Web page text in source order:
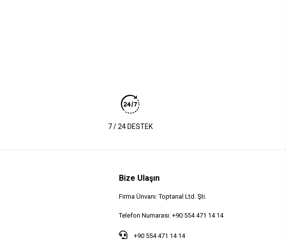
7 / 24 DESTEK
Bize Ulaşın
Firma Ünvanı: Toptanal Ltd. Şti.
Telefon Numarası: +90 554 471 14 14
+90 554 471 14 14